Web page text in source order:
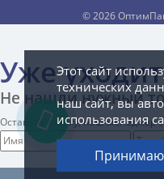
©2026
Этот сайт
технических
наш сайт, вы
использования
Принимаю
Уже
Не нашли нужный
Оставьте заявку, наш менеджер